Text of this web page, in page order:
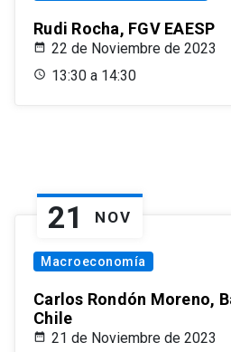
Rudi Rocha, FGV EAESP
22 de Noviembre de 2023
13:30 a 14:30
21 NOV
Macroeconomía
Carlos Rondón Moreno,
Chile
21 de Noviembre de 2023